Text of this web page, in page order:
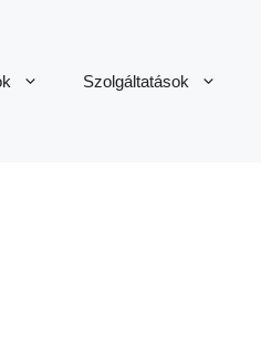
Szolgáltatások